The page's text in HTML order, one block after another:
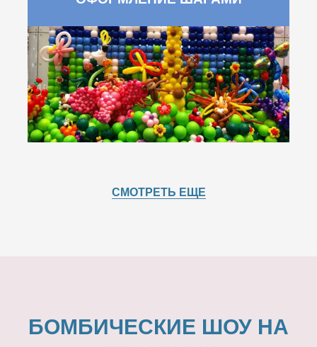
СМОТРЕТЬ ЕЩЕ
БОМБИЧЕСКИЕ ШОУ НА